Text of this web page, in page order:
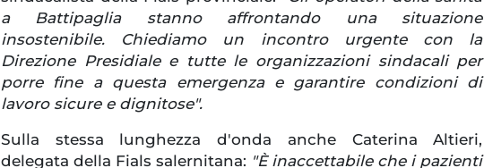
a Battipaglia stanno affrontando una situazione
insostenibile. Chiediamo un incontro urgente con la
Direzione Presidiale e tutte le organizzazioni sindacali per
porre fine a questa emergenza e garantire condizioni di
lavoro sicure e dignitose".
Sulla stessa lunghezza d'onda anche Caterina Altieri,
delegata della Fials salernitana: "È inaccettabile che i pazienti